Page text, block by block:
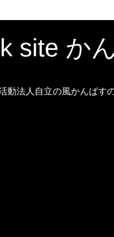
site か
法人自立の風かんばす